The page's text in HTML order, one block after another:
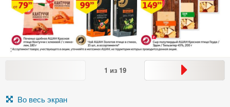
1 из 19
Во весь экран